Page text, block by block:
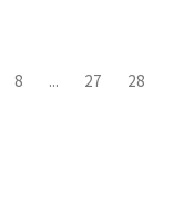
血糖水平.有些食物比
.低GI的食物比高GI食
,確診患有妊娠糖尿病
娠糖尿病和產後憂鬱
8 ... 27
28